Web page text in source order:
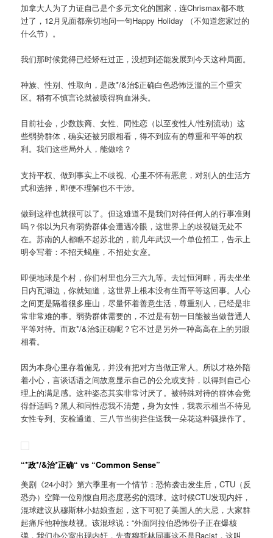
加拿大人为了力证自己是个多元文化的国家，连Chrismax都不敢
过了，12月见面都亲切地问一句Happy Holiday （不知道您家过的
什么节）。
我们那时候觉得已经矫枉过正，没想到还能发展到今天这种局面。
种族、性别、性取向，是政*/&治$正确白色恐怖泛滥的三个重灾
区。稍有不慎言论就被喷得狗血淋头。
目前社会，少数族裔、女性、同性恋（以至变性人/性别流动）这
些弱势群体，确实还被另眼相看，得不到应有的尊重和平等的权
利。我们这些局外人，能做啥？
支持平权、做到事实上不歧视、心里不怀有恶意，对别人的生活方
式和选择，即便不理解也不干涉。
做到这样也就很可以了。但这难道不是我们对待任何人的行事准则
吗？你以为只有弱势群体会遭遇冷眼，这世界上的歧视链无处不
在。苏南的人都瞧不起苏北的，前几年武汉一个单位招工，告示上
明令写着：不招天蝎座，不招处女座。
即便地球是个村，你们村里也分三六九等。去过恒河畔，再去坐坐
日内瓦湖边，你就知道，这世界上根本没有生而平等这回事。人心
之间更是隔着很多座山，尽量怀着善意生活，尊重别人，已经是非
常非常难的事。弱势群体需要的，不过是有朝一日能被当做普通人
平等对待。而政*/&治$正确呢？它不过是另外一种高高在上的另眼
相看。
因为本身心里存着偏见，并没有把对方当做正常人。所以才格外陪
着小心，言谈话语之间故意显示自己的公允或支持，以得到自己心
理上的满足感。这种姿态其实非常讨厌了。被特殊对待的群体会觉
得舒适吗？黑人和同性恋我不清楚，身为女性，我表示相当不待见
女性专列、安检通道、三八节当街拦住送我一朵花这种骚操作了。
“*政*/&治*正确“ vs “Common Sense”
美剧《24小时》第六季里有一个情节：恐怖袭击发生后，CTU（反
恐办）空降一位刚愎自用态度恶劣的混球。这时候CTU发现内奸，
混球建议从穆斯林小姑娘查起，这下可犯了美国人的大忌，大家群
起痛斥他种族歧视。该混球说：“外面阿拉伯恐怖份子正在爆核
弹，我们办公室出现内奸，先查穆斯林同事这不是Racist，这叫